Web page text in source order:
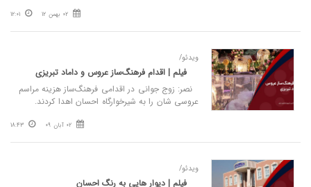
02 بهمن 12 12:01
ویدئو/
فیلم | اقدام فرهنگ‌ساز عروس و داماد تبریزی
نصر: زوج جوانی در اقدامی فرهنگ‌ساز هزینه مراسم
عروسی شان را به شیرخوارگاه احسان اهدا کردند.
02 آبان 09 18:43
ویدئو/
فیلم | دیوار هایی به رنگ احسان